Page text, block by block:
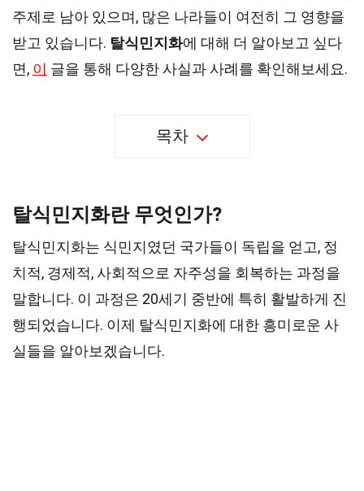
주제로 남아 있으며, 많은 나라들이 여전히 그 영향을
받고 있습니다. 탈식민지화에 대해 더 알아보고 싶다
면, 이 글을 통해 다양한 사실과 사례를 확인해보세요.
목차
탈식민지화란 무엇인가?
탈식민지화는 식민지였던 국가들이 독립을 얻고, 정
치적, 경제적, 사회적으로 자주성을 회복하는 과정을
말합니다. 이 과정은 20세기 중반에 특히 활발하게 진
행되었습니다. 이제 탈식민지화에 대한 흥미로운 사
실들을 알아보겠습니다.